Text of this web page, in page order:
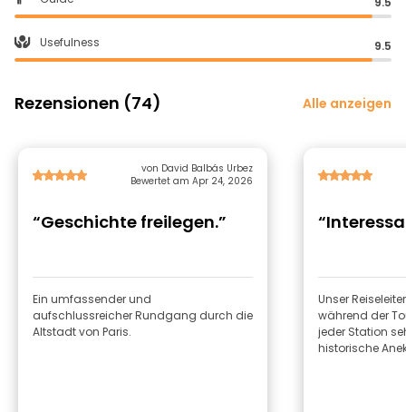
Usefulness 9.5
Rezensionen (74) Alle anzeigen
von David Balbás Urbez
Bewertet am Apr 24, 2026
“Geschichte freilegen.”
Ein umfassender und
aufschlussreicher Rundgang durch die
Altstadt von Paris.
Unser
während der
jeder Station
historische